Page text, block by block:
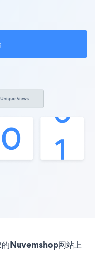
Nuvemshop网站上